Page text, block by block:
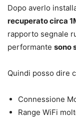
Dopo averlo
recuperato circa
rapporto segnale
performante sono
Quindi posso dire
Connessione
Range WiFi